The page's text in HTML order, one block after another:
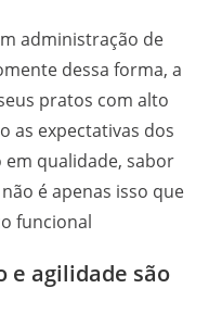
administração de
dessa forma, a
pratos com alto
as expectativas dos
em qualidade, sabor
é apenas isso que
funcional
e agilidade são